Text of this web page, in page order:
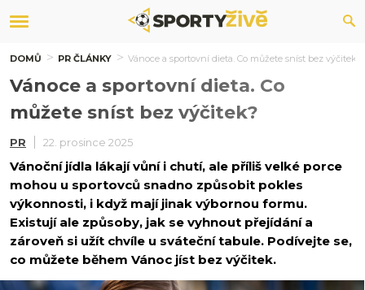
DOMŮ PR ČLÁNKY Vánoce a sportovní dieta. Co můžete sníst bez výčitek?
Vánoce a sportovní dieta. Co
můžete sníst bez výčitek?
PR 22. prosince 2025
Vánoční jídla lákají vůní i chutí, ale příliš velké porce
mohou u sportovců snadno způsobit pokles
výkonnosti, i když mají jinak výbornou formu.
Existují ale způsoby, jak se vyhnout přejídání a
zároveň si užít chvíle u sváteční tabule. Podívejte se,
co můžete během Vánoc jíst bez výčitek.